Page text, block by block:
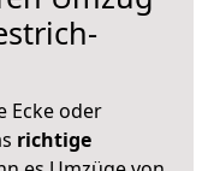
Ecke oder
richtige